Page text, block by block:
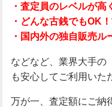
・査定員のレベルが高
・どんな古銭でもOK
・国内外の独自販売
などなど、業界大手の
も安心してご利用いた
万が一、査定額にご納